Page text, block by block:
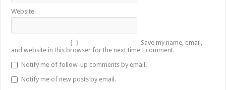
Website
Save my name, email,
and website in this browser for the next time I comment.
Notify me of follow-up comments by email.
Notify me of new posts by email.